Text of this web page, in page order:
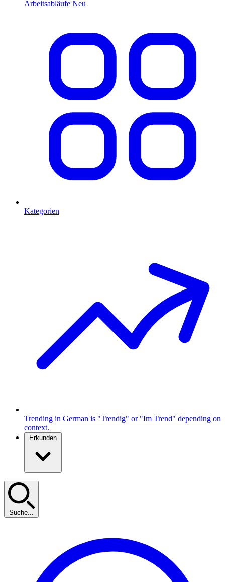
Arbeitsabläufe Neu
Kategorien
Trending in German is "Trendig" or "Im Trend" depending on
context.
Erkunden
Suche...